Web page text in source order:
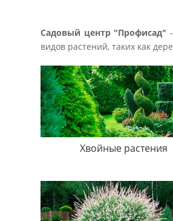
Садовый центр "Профисад"
видов растений, таких как
Хвойные растения